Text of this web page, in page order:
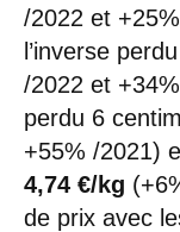
/2022 et
l’inverse
/2022 et
perdu 6
+55% /2021)
4,74 €/kg
de prix avec